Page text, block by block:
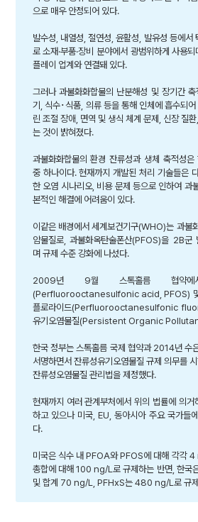
으로 매우 안정되어 있다.
발수성, 내열성, 절연성, 윤활성, 발유성 등에서
로 소재·부품·장비 분야에서 광범위하게 사용
플레이 업계와 연결돼 있다.
그러나 과불화화합물의 난분해성 및 장기간
기, 식수･식품, 의류 등을 통해 인체에 흡수되
린 조절 장애, 면역 및 생식 체계 문제, 신장 질
는 것이 밝혀졌다.
과불화화합물의 환경 잔류성과 생체 축적성
중 하나이다. 현재까지 개발된 처리 기술들은
한 오염 시나리오, 비용 문제 등으로 인하여 과
본적인 해결에 어려움이 있다.
이같은 배경에서 세계보건기구(WHO)는 과불
암물질로, 과불화옥탄술폰산(PFOS)을 2B군
며 규제 수준 강화에 나섰다.
2009년 9월 스톡홀름 협약에서
(Perfluorooctanesulfonic acid, PFOS) 및
플로라이드(Perfluorooctanesulfonic
유기오염물질(Persistent Organic
한국 정부는 스톡홀름 국제 협약과 2014년 수
서명하면서 잔류성유기오염물질 규제 의무를
잔류성오염물질 관리법을 제정했다.
현재까지 여러 관계부처에서 위의 법률에 의거
하고 있으나 미국, EU, 동아시아 주요 국가들
다.
미국은 식수 내 PFOA와 PFOS에 대해 각각
총합에 대해 100 ng/L로 규제하는 반면, 한국
및 합계 70 ng/L, PFHxS는 480 ng/L로 규